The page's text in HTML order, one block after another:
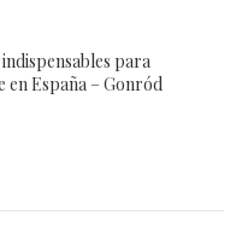
para
en España – Gonród